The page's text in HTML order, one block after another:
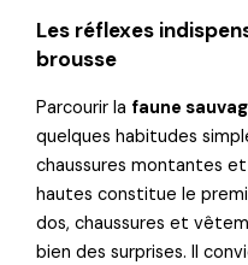
Les réflexes
brousse
Parcourir la faune
quelques habitudes
chaussures montantes
hautes constitue le
dos, chaussures et
bien des surprises. Il